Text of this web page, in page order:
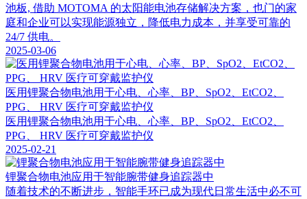
池板, 借助 MOTOMA 的太阳能电池存储解决方案，也门的家
庭和企业可以实现能源独立，降低电力成本，并享受可靠的
24/7 供电。
2025-03-06
医用锂聚合物电池用于心电、心率、BP、SpO2、EtCO2、
PPG、 HRV 医疗可穿戴监护仪
医用锂聚合物电池用于心电、心率、BP、SpO2、EtCO2、
PPG、 HRV 医疗可穿戴监护仪
2025-02-21
锂聚合物电池应用于智能腕带健身追踪器中
随着技术的不断进步，智能手环已成为现代日常生活中必不可